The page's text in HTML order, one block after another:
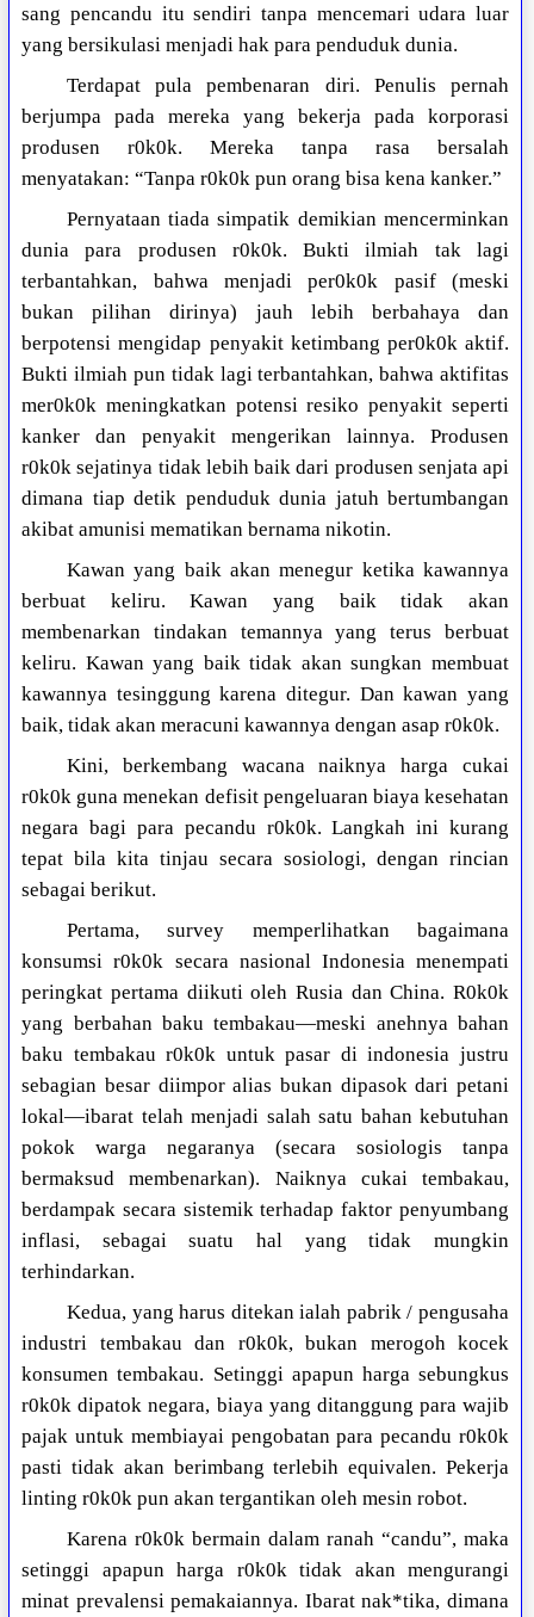
sang pencandu itu sendiri tanpa mencemari udara luar
yang bersikulasi menjadi hak para penduduk dunia.
Terdapat pula pembenaran diri. Penulis pernah
berjumpa pada mereka yang bekerja pada korporasi
produsen r0k0k. Mereka tanpa rasa bersalah
menyatakan: “Tanpa r0k0k pun orang bisa kena kanker.”
Pernyataan tiada simpatik demikian mencerminkan
dunia para produsen r0k0k. Bukti ilmiah tak lagi
terbantahkan, bahwa menjadi per0k0k pasif (meski
bukan pilihan dirinya) jauh lebih berbahaya dan
berpotensi mengidap penyakit ketimbang per0k0k aktif.
Bukti ilmiah pun tidak lagi terbantahkan, bahwa aktifitas
mer0k0k meningkatkan potensi resiko penyakit seperti
kanker dan penyakit mengerikan lainnya. Produsen
r0k0k sejatinya tidak lebih baik dari produsen senjata api
dimana tiap detik penduduk dunia jatuh bertumbangan
akibat amunisi mematikan bernama nikotin.
Kawan yang baik akan menegur ketika kawannya
berbuat keliru. Kawan yang baik tidak akan
membenarkan tindakan temannya yang terus berbuat
keliru. Kawan yang baik tidak akan sungkan membuat
kawannya tesinggung karena ditegur. Dan kawan yang
baik, tidak akan meracuni kawannya dengan asap r0k0k.
Kini, berkembang wacana naiknya harga cukai
r0k0k guna menekan defisit pengeluaran biaya kesehatan
negara bagi para pecandu r0k0k. Langkah ini kurang
tepat bila kita tinjau secara sosiologi, dengan rincian
sebagai berikut.
Pertama, survey memperlihatkan bagaimana
konsumsi r0k0k secara nasional Indonesia menempati
peringkat pertama diikuti oleh Rusia dan China. R0k0k
yang berbahan baku tembakau—meski anehnya bahan
baku tembakau r0k0k untuk pasar di indonesia justru
sebagian besar diimpor alias bukan dipasok dari petani
lokal—ibarat telah menjadi salah satu bahan kebutuhan
pokok warga negaranya (secara sosiologis tanpa
bermaksud membenarkan). Naiknya cukai tembakau,
berdampak secara sistemik terhadap faktor penyumbang
inflasi, sebagai suatu hal yang tidak mungkin
terhindarkan.
Kedua, yang harus ditekan ialah pabrik / pengusaha
industri tembakau dan r0k0k, bukan merogoh kocek
konsumen tembakau. Setinggi apapun harga sebungkus
r0k0k dipatok negara, biaya yang ditanggung para wajib
pajak untuk membiayai pengobatan para pecandu r0k0k
pasti tidak akan berimbang terlebih equivalen. Pekerja
linting r0k0k pun akan tergantikan oleh mesin robot.
Karena r0k0k bermain dalam ranah “candu”, maka
setinggi apapun harga r0k0k tidak akan mengurangi
minat prevalensi pemakaiannya. Ibarat nak*tika, dimana